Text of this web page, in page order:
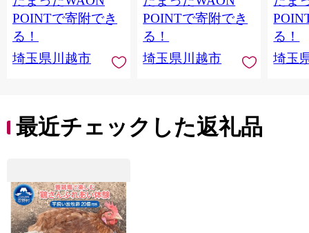
POINTで寄附でき
る！
埼玉県川越市
POINTで寄附でき
る！
埼玉県川越市
る！
埼玉
最近チェックした返礼品